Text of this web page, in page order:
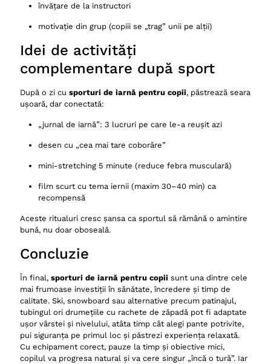
învățare de la instructori
motivație din grup (copiii se „trag” unii pe alții)
Idei de activități
complementare după sport
După o zi cu sporturi de iarnă pentru copii, păstrează seara
ușoară, dar conectată:
„jurnal de iarnă”: 3 lucruri pe care le-a reușit azi
desen cu „cea mai tare coborâre”
mini-stretching 5 minute (reduce febra musculară)
film scurt cu tema iernii (maxim 30–40 min) ca
recompensă
Aceste ritualuri cresc șansa ca sportul să rămână o amintire
bună, nu doar oboseală.
Concluzie
În final, sporturi de iarnă pentru copii sunt una dintre cele
mai frumoase investiții în sănătate, încredere și timp de
calitate. Ski, snowboard sau alternative precum patinajul,
tubingul ori drumețiile cu rachete de zăpadă pot fi adaptate
ușor vârstei și nivelului, atâta timp cât alegi pante potrivite,
pui siguranța pe primul loc și păstrezi experiența relaxată.
Cu echipament corect, pauze la timp și obiective mici,
copilul va progresa natural și va cere singur „încă o tură”. Iar